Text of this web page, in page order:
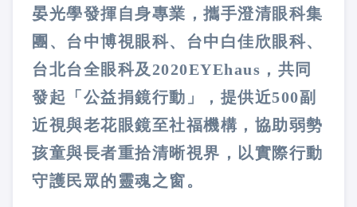
晏光學發揮自身專業，攜手澄清眼科集
團、台中博視眼科、台中白佳欣眼科、
台北台全眼科及2020EYEhaus，共同
發起「公益捐鏡行動」，提供近500副
近視與老花眼鏡至社福機構，協助弱勢
孩童與長者重拾清晰視界，以實際行動
守護民眾的靈魂之窗。